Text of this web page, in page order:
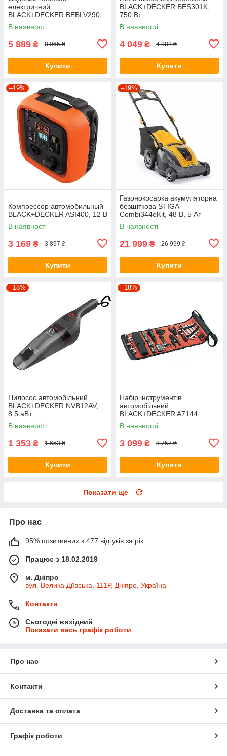
електричний
BLACK+DECKER BEBLV290,
2.9 кВт
В наявності
5 889 ₴ 8 065 ₴
Купити
BLACK+DECKER BES301K,
750 Вт
В наявності
4 049 ₴ 4 982 ₴
Купити
–19%
Компрессор автомобильный
BLACK+DECKER ASI400, 12 В
В наявності
3 169 ₴ 3 897 ₴
Купити
–19%
Газонокосарка акумуляторна
безщіткова STIGA
Combi344eKit, 48 В, 5 Аг
В наявності
21 999 ₴ 26 999 ₴
Купити
–18%
Пилосос автомобільний
BLACK+DECKER NVB12AV,
8.5 аВт
В наявності
1 353 ₴ 1 653 ₴
Купити
–18%
Набір інструментів
автомобільний
BLACK+DECKER A7144
В наявності
3 099 ₴ 3 757 ₴
Купити
Показати ще
Про нас
95% позитивних з 477 відгуків за рік
Працює з 18.02.2019
м. Дніпро
вул. Велика Діївська, 111Р, Дніпро, Україна
Контакти
Сьогодні вихідний
Показати весь графік роботи
Про нас
Контакти
Доставка та оплата
Графік роботи